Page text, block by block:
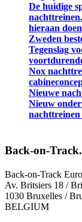
De huidige
hieraan
Zweden
Tegenslag
Nox
Nieuwe
Nieuw
nachttreinen
Back-on-
Back-on-Track
Av. Britsiers 18 /
1030 Bruxelles /
BELGIUM